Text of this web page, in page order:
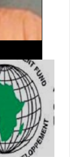
nationale de
(DNLT)